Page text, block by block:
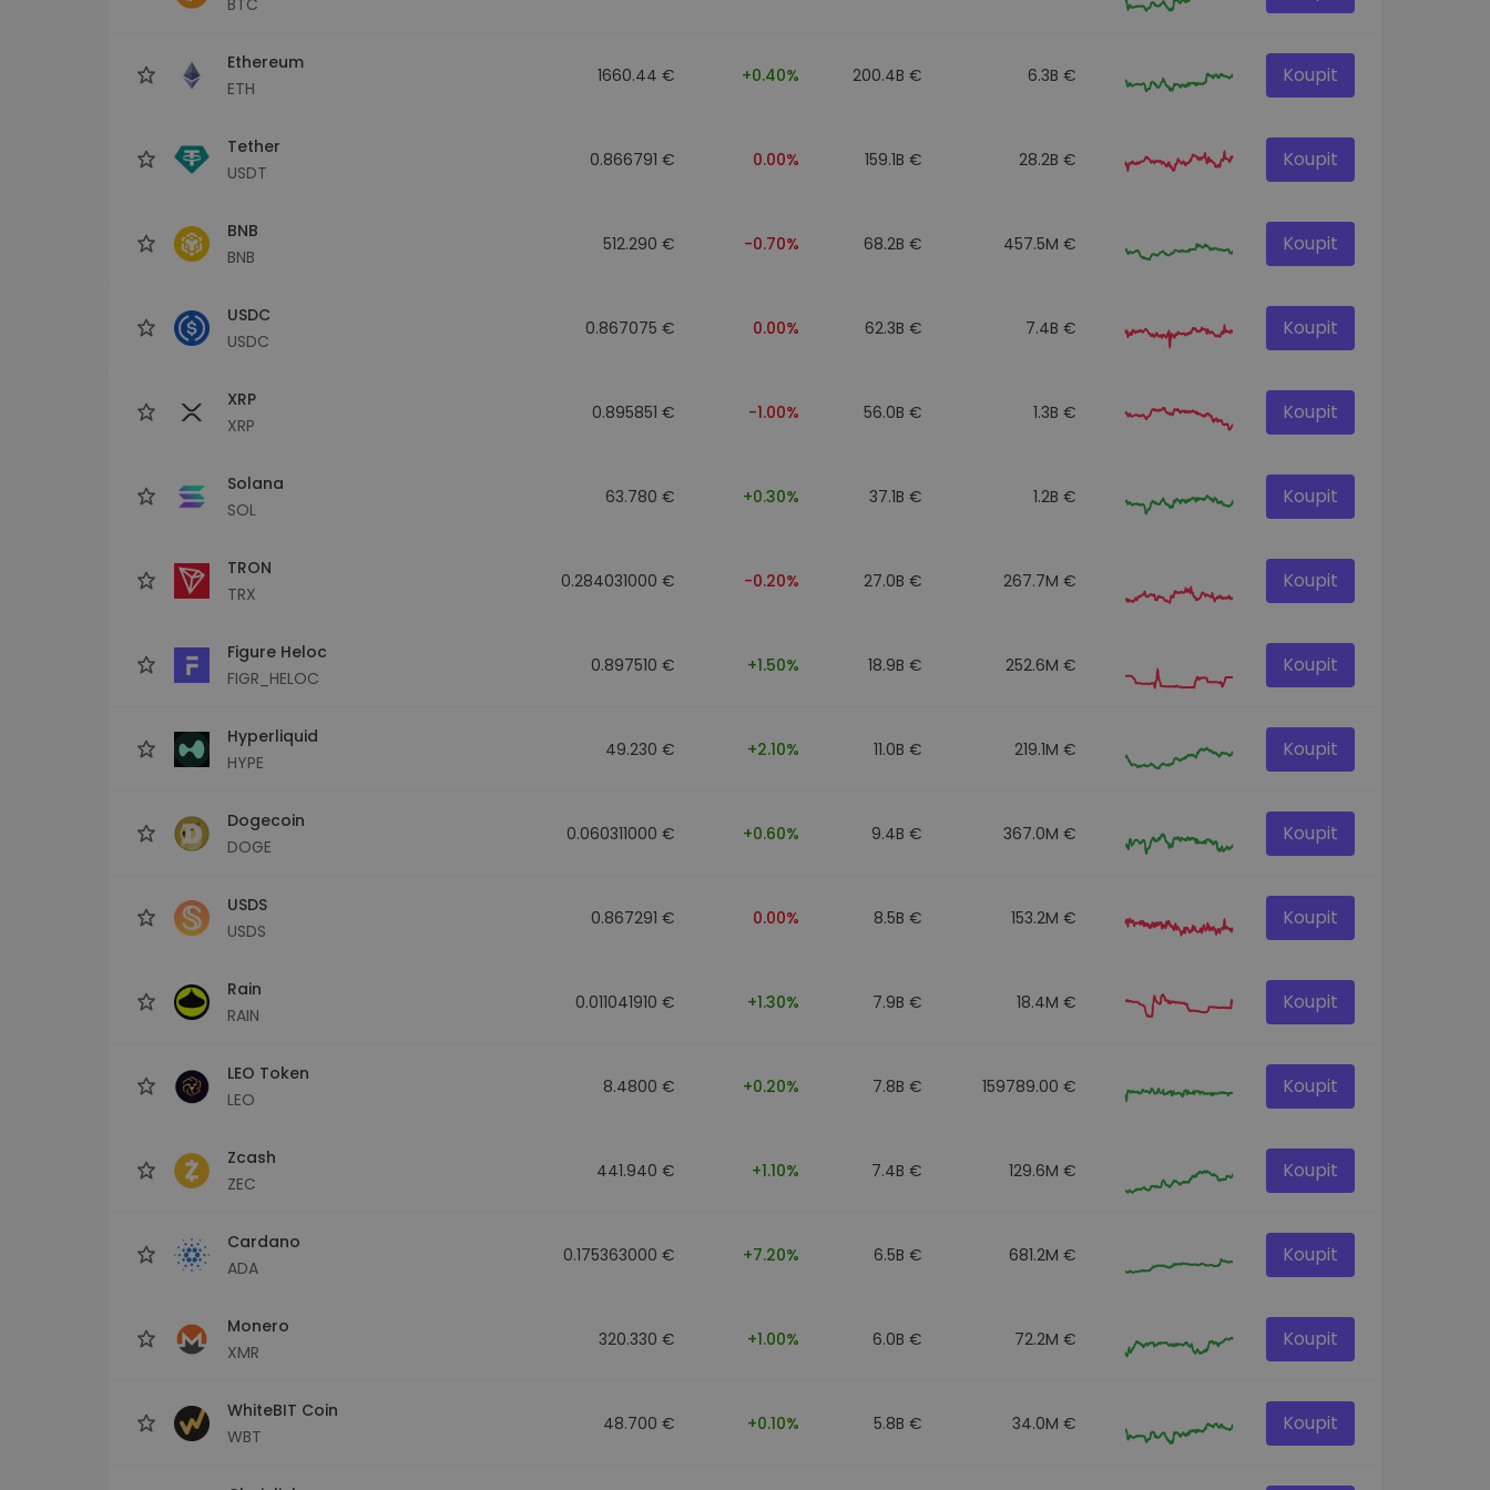
Ethereum
ETH
1660.44 € +0.40% 200.4B € 6.3B € Koupit
Tether
USDT
0.866791 € 0.00% 159.1B € 28.2B € Koupit
BNB
BNB
512.290 € -0.70% 68.2B € 457.5M € Koupit
USDC
USDC
0.867075 € 0.00% 62.3B € 7.4B € Koupit
XRP
XRP
0.895851 € -1.00% 56.0B € 1.3B € Koupit
Solana
SOL
63.780 € +0.30% 37.1B € 1.2B € Koupit
TRON
TRX
0.284031000 € -0.20% 27.0B € 267.7M € Koupit
Figure Heloc
FIGR_HELOC
0.897510 € +1.50% 18.9B € 252.6M € Koupit
Hyperliquid
HYPE
49.230 € +2.10% 11.0B € 219.1M € Koupit
Dogecoin
DOGE
0.060311000 € +0.60% 9.4B € 367.0M € Koupit
USDS
USDS
0.867291 € 0.00% 8.5B € 153.2M € Koupit
Rain
RAIN
0.011041910 € +1.30% 7.9B € 18.4M € Koupit
LEO Token
LEO
8.4800 € +0.20% 7.8B € 159789.00 € Koupit
Zcash
ZEC
441.940 € +1.10% 7.4B € 129.6M € Koupit
Cardano
ADA
0.175363000 € +7.20% 6.5B € 681.2M € Koupit
Monero
XMR
320.330 € +1.00% 6.0B € 72.2M € Koupit
WhiteBIT Coin
WBT
48.700 € +0.10% 5.8B € 34.0M € Koupit